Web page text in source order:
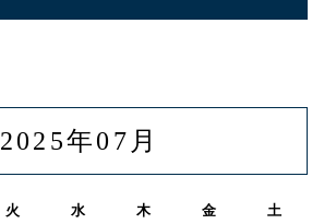
2025年07月
火 水 木 金 土